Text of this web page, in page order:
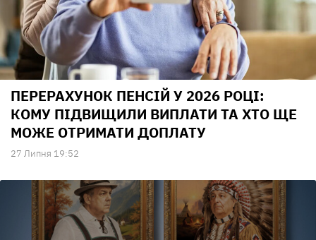
ПЕРЕРАХУНОК ПЕНСІЙ У 2026 РОЦІ:
КОМУ ПІДВИЩИЛИ ВИПЛАТИ ТА ХТО ЩЕ
МОЖЕ ОТРИМАТИ ДОПЛАТУ
27 Липня 19:52